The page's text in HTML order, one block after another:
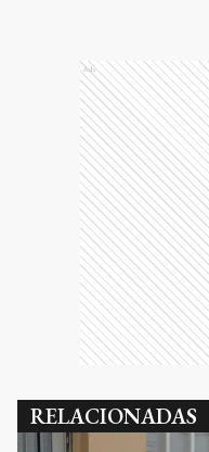
Ads
RELACIONADAS